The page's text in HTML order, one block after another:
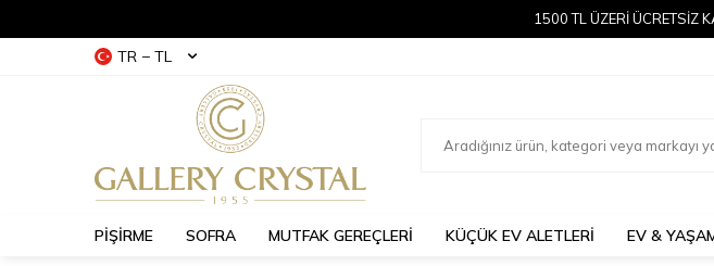
1500 TL ÜZERİ ÜCRETSİZ
TR − TL
PİŞİRME SOFRA MUTFAK GEREÇLERİ KÜÇÜK EV ALETLERİ EV &